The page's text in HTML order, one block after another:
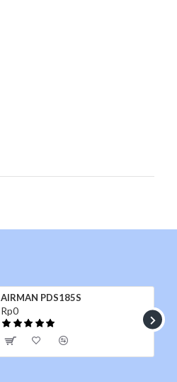
AIRMAN PDS185S
Rp0